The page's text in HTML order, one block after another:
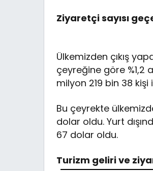
Ziyaretçi sayısı
Ülkemizden çıkış
çeyreğine göre %1,2
milyon 219 bin 38
Bu çeyrekte
dolar oldu. Yurt
67 dolar oldu.
Turizm geliri ve